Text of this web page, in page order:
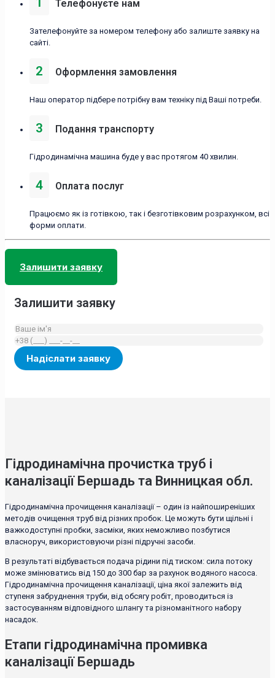
Телефонуєте нам
Зателефонуйте за номером телефону або залиште заявку на
сайті.
2 Оформлення замовлення
Наш оператор підбере потрібну вам техніку під Ваші потреби.
3 Подання транспорту
Гідродинамічна машина буде у вас протягом 40 хвилин.
4 Оплата послуг
Працюємо як із готівкою, так і безготівковим розрахунком, всі
форми оплати.
Залишити заявку
Залишити заявку
Гідродинамічна прочистка труб і
каналізації Бершадь та Винницкая обл.
Гідродинамічна прочищення каналізації – один із найпоширеніших
методів очищення труб від різних пробок. Це можуть бути щільні і
важкодоступні пробки, засміки, яких неможливо позбутися
власноруч, використовуючи різні підручні засоби.
В результаті відбувається подача рідини під тиском: сила потоку
може змінюватись від 150 до 300 бар за рахунок водяного насоса.
Гідродинамічна прочищення каналізації, ціна якої залежить від
ступеня забруднення труби, від обсягу робіт, проводиться із
застосуванням відповідного шлангу та різноманітного набору
насадок.
Етапи гідродинамічна промивка
каналізації Бершадь